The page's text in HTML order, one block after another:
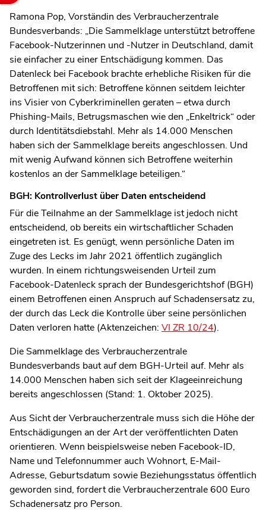
Ramona Pop, Vorständin des Verbraucherzentrale
Bundesverbands: „Die Sammelklage unterstützt betroffene
Facebook-Nutzerinnen und -Nutzer in Deutschland, damit
sie einfacher zu einer Entschädigung kommen. Das
Datenleck bei Facebook brachte erhebliche Risiken für die
Betroffenen mit sich: Betroffene können seitdem leichter
ins Visier von Cyberkriminellen geraten – etwa durch
Phishing-Mails, Betrugsmaschen wie den „Enkeltrick“ oder
durch Identitätsdiebstahl. Mehr als 14.000 Menschen
haben sich der Sammelklage bereits angeschlossen. Und
mit wenig Aufwand können sich Betroffene weiterhin
kostenlos an der Sammelklage beteiligen.“
BGH: Kontrollverlust über Daten entscheidend
Für die Teilnahme an der Sammelklage ist jedoch nicht
entscheidend, ob bereits ein wirtschaftlicher Schaden
eingetreten ist. Es genügt, wenn persönliche Daten im
Zuge des Lecks im Jahr 2021 öffentlich zugänglich
wurden. In einem richtungsweisenden Urteil zum
Facebook-Datenleck sprach der Bundesgerichtshof (BGH)
einem Betroffenen einen Anspruch auf Schadensersatz zu,
der durch das Leck die Kontrolle über seine persönlichen
Daten verloren hatte (Aktenzeichen: VI ZR 10/24).
Die Sammelklage des Verbraucherzentrale
Bundesverbands baut auf dem BGH-Urteil auf. Mehr als
14.000 Menschen haben sich seit der Klageeinreichung
bereits angeschlossen (Stand: 1. Oktober 2025).
Aus Sicht der Verbraucherzentrale muss sich die Höhe der
Entschädigungen an der Art der veröffentlichten Daten
orientieren. Wenn beispielsweise neben Facebook-ID,
Name und Telefonnummer auch Wohnort, E-Mail-
Adresse, Geburtsdatum sowie Beziehungsstatus öffentlich
geworden sind, fordert die Verbraucherzentrale 600 Euro
Schadenersatz pro Person.